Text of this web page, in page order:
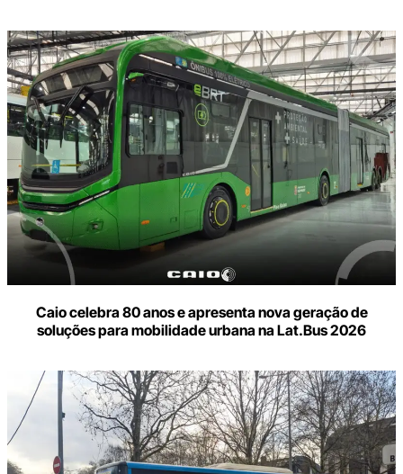
Caio celebra 80 anos e apresenta nova geração de
soluções para mobilidade urbana na Lat.Bus 2026